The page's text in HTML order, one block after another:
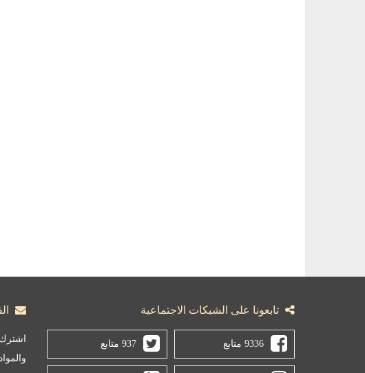
تابعونا على الشبكات الاجتماعية
9336 متابع 937 متابع